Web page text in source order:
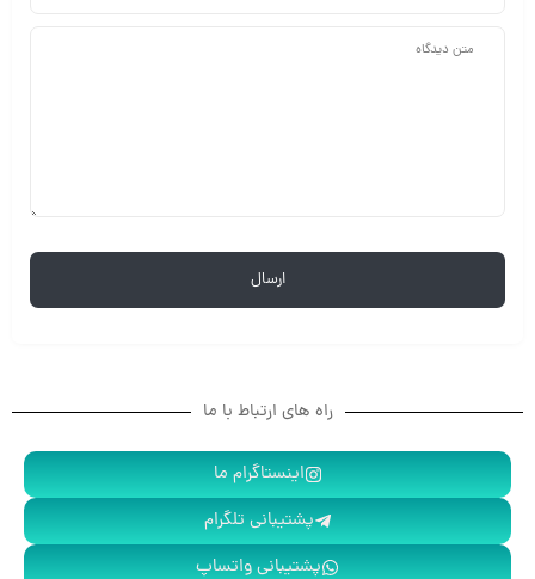
راه های ارتباط با ما
اینستاگرام ما
پشتیبانی تلگرام
پشتیبانی واتساپ